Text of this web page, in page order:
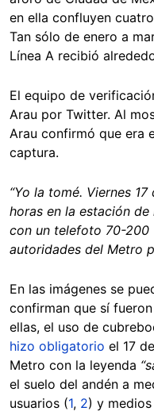
en ella confluyen
Tan sólo de enero a
Línea A recibió
El equipo de
Arau por Twitter. Al
Arau confirmó que era
captura.
“Yo la tomé. Viernes
horas en la estación
con un telefoto 70-200
autoridades del Metro
En las imágenes se
confirman que sí
ellas, el uso de
hizo obligatorio el 17
Metro con la leyenda
el suelo del andén a
usuarios (1, 2) y